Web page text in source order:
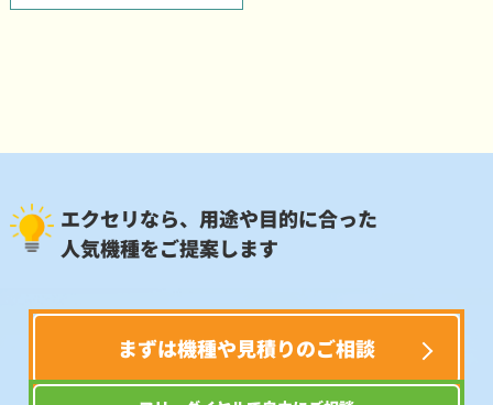
エクセリなら、用途や目的に合った
人気機種をご提案します
まずは機種や見積りのご相談